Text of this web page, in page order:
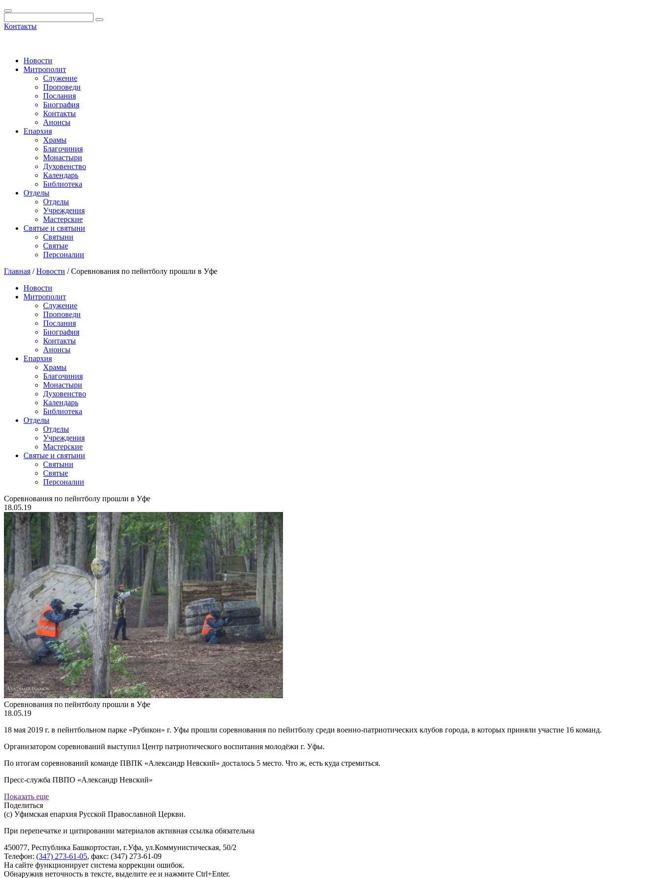
Контакты
Новости
Митрополит
Служение
Проповеди
Послания
Биография
Контакты
Анонсы
Епархия
Храмы
Благочиния
Монастыри
Духовенство
Календарь
Библиотека
Отделы
Отделы
Учреждения
Мастерские
Святые и святыни
Cвятыни
Cвятые
Персоналии
Главная /Новости /Соревнования по пейнтболу прошли в Уфе
Новости
Митрополит
Служение
Проповеди
Послания
Биография
Контакты
Анонсы
Епархия
Храмы
Благочиния
Монастыри
Духовенство
Календарь
Библиотека
Отделы
Отделы
Учреждения
Мастерские
Святые и святыни
Cвятыни
Cвятые
Персоналии
Соревнования по пейнтболу прошли в Уфе
18.05.19
Соревнования по пейнтболу прошли в Уфе
18.05.19
18 мая 2019 г. в пейнтбольном парке «Рубикон» г. Уфы прошли соревнования по пейнтболу среди военно-патриотических клубов города, в которых приняли участие 16 команд.
Организатором соревнований выступил Центр патриотического воспитания молодёжи г. Уфы.
По итогам соревнований команде ПВПК «Александр Невский» досталось 5 место. Что ж, есть куда стремиться.
Пресс-служба ПВПО «Александр Невский»
Показать еще
Поделиться
(с) Уфимская епархия Русской Православной Церкви.
При перепечатке и цитировании материалов активная ссылка обязательна
450077, Республика Башкортостан, г.Уфа, ул.Коммунистическая, 50/2
Телефон: (347) 273-61-05, факс: (347) 273-61-09
На сайте функционирует система коррекции ошибок.
Обнаружив неточность в тексте, выделите ее и нажмите Ctrl+Enter.